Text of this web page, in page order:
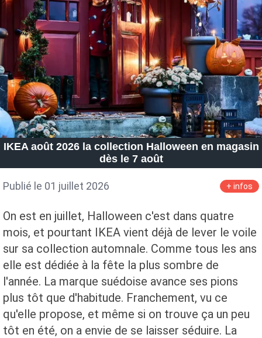
Maison Et Appartement Vintage
On Décode La Déco
Petite Surface
Piscine Question De Style
Renovation
Revue De Week End
Tiny House
IKEA août 2026 la collection Halloween en magasin
dès le 7 août
Publié le 01 juillet 2026 + infos
On est en juillet, Halloween c'est dans quatre
mois, et pourtant IKEA vient déjà de lever le voile
sur sa collection automnale. Comme tous les ans
elle est dédiée à la fête la plus sombre de
l'année. La marque suédoise avance ses pions
plus tôt que d'habitude. Franchement, vu ce
qu'elle propose, et même si on trouve ça un peu
tôt en été, on a envie de se laisser séduire. La